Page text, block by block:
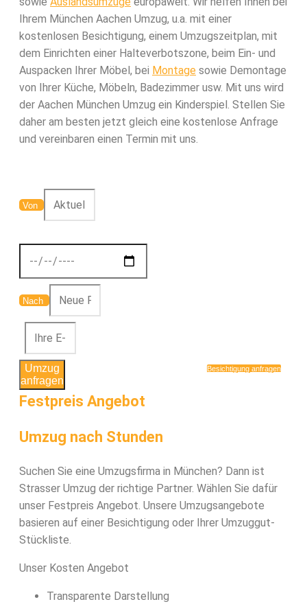
Ihrem München Aachen Umzug, u.a. mit einer
kostenlosen Besichtigung, einem Umzugszeitplan, mit
dem Einrichten einer Halteverbotszone, beim Ein- und
Auspacken Ihrer Möbel, bei Montage sowie Demontage
von Ihrer Küche, Möbeln, Badezimmer usw. Mit uns wird
der Aachen München Umzug ein Kinderspiel. Stellen Sie
daher am besten jetzt gleich eine kostenlose Anfrage
und vereinbaren einen Termin mit uns.
Von
Nach
Umzug
anfragen
Besichtigung anfragen
Festpreis Angebot
Umzug nach Stunden
Suchen Sie eine Umzugsfirma in München? Dann ist
Strasser Umzug der richtige Partner. Wählen Sie dafür
unser Festpreis Angebot. Unsere Umzugsangebote
basieren auf einer Besichtigung oder Ihrer Umzuggut-
Stückliste.
Unser Kosten Angebot
Transparente Darstellung